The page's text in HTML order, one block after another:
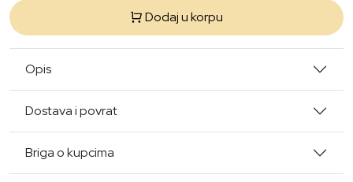
Dodaj u korpu
Opis
Dostava i povrat
Briga o kupcima